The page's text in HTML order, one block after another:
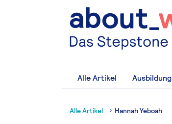
Alle Artikel Ausbildung
Alle Artikel Hannah Yeboah